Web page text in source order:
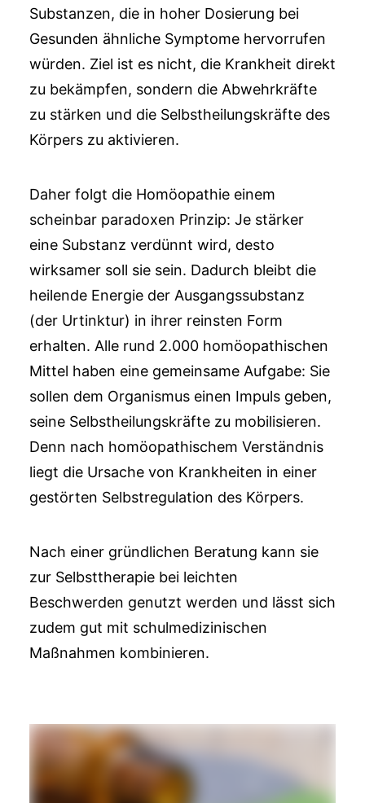
Substanzen, die in hoher Dosierung bei
Gesunden ähnliche Symptome hervorrufen
würden. Ziel ist es nicht, die Krankheit direkt
zu bekämpfen, sondern die Abwehrkräfte
zu stärken und die Selbstheilungskräfte des
Körpers zu aktivieren.
Daher folgt die Homöopathie einem
scheinbar paradoxen Prinzip: Je stärker
eine Substanz verdünnt wird, desto
wirksamer soll sie sein. Dadurch bleibt die
heilende Energie der Ausgangssubstanz
(der Urtinktur) in ihrer reinsten Form
erhalten. Alle rund 2.000 homöopathischen
Mittel haben eine gemeinsame Aufgabe: Sie
sollen dem Organismus einen Impuls geben,
seine Selbstheilungskräfte zu mobilisieren.
Denn nach homöopathischem Verständnis
liegt die Ursache von Krankheiten in einer
gestörten Selbstregulation des Körpers.
Nach einer gründlichen Beratung kann sie
zur Selbsttherapie bei leichten
Beschwerden genutzt werden und lässt sich
zudem gut mit schulmedizinischen
Maßnahmen kombinieren.